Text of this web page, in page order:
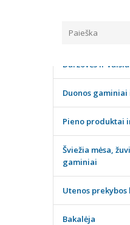
KATEGORIJOS
Daržovės ir
Duonos
Pieno produktai
Šviežia mėsa,
gaminiai
Utenos
Bakalėja